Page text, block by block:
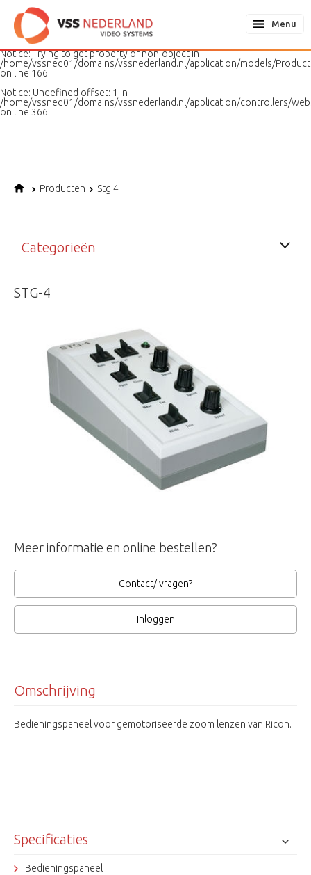
Notice: Undefined variable: page in
/home/vssned01/domains/vssnederland.nl/application/models/
on line
187
Notice: Trying to get property of non-object in
/home/vssned01/domains/vssnederland.nl/application/models/
on line 166
Notice: Undefined offset: 1 in
/home/vssned01/domains/vssnederland.nl/application/controllers/
on line 366
Menu
Producten Stg 4
Categorieën
STG-4
Meer informatie en online bestellen?
Contact/ vragen?
Inloggen
Omschrijving
Bedieningspaneel voor gemotoriseerde zoom lenzen van Ricoh.
Specificaties
Bedieningspaneel